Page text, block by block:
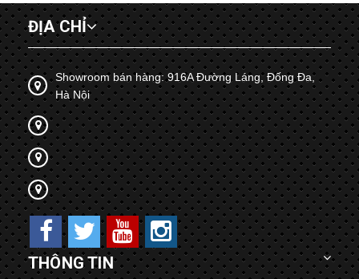
ĐỊA CHỈ
Showroom bán hàng: 916A Đường Láng, Đống Đa,
Hà Nội
THÔNG TIN